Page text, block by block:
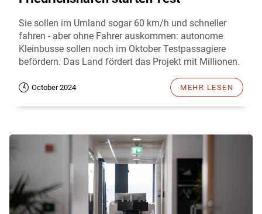
Sie sollen im Umland sogar 60 km/h und schneller
fahren - aber ohne Fahrer auskommen: autonome
Kleinbusse sollen noch im Oktober Testpassagiere
befördern. Das Land fördert das Projekt mit Millionen.
October 2024 MEHR LESEN